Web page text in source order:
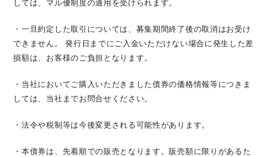
・一旦約定した取引については、募集期間終了後の取消はお受け
できません。 発行日までにご入金いただけない場合に発生した差
損額は、 お客様のご負担となります。
・当社においてご購入いただきました債券の価格情報等につきま
しては、当社までお問合せください。
・法令や税制等は今後変更される可能性があります。
・本債券は、先着順での販売となります。販売額に限りがあるた